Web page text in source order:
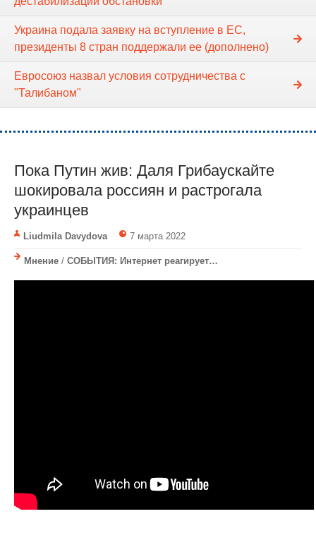
Украина подала заявку на вступление в ЕС,
президенты 8 стран поддержали ее (дополнено)
Евросоюз назвал условия сотрудничества с
"Талибаном"
Пока Путин жив: Даля Грибаускайте
шокировала россиян и растрогала
украинцев
Liudmila Davydova 7 марта 2022
Мнение / СОБЫТИЯ: Интернет реагирует…